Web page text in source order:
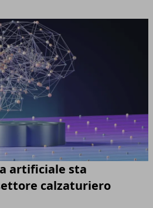
artificiale sta
calzaturiero